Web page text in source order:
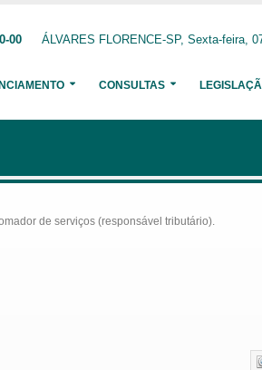
00 ÁLVARES FLORENCE-SP, Sexta-feira,
CONSULTAS
de serviços (responsável tributário).